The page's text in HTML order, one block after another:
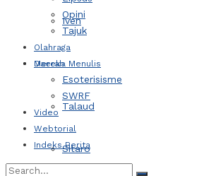
Iven
Daerah
Talaud
Sitaro
Opini
Tajuk
Olahraga
Mereka Menulis
Esoterisisme
SWRF
Video
Webtorial
Indeks Berita